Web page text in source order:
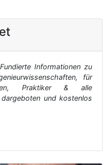
Informationen zu
für
Praktiker & alle
und kostenlos